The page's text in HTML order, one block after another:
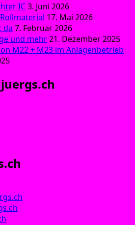
IC3. Juni 2026
17. Mai 2026
da 7. Februar 2026
und mehr21. Dezember 2025
M22 + M23 im Anlagenbetrieb